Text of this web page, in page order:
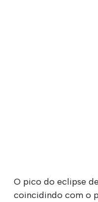
O pico do eclipse
coincidindo com o